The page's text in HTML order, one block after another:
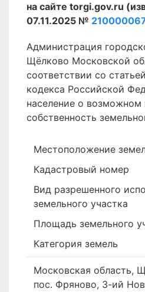
на сайте torgi.gov.ru
07.11.2025 №
Администрация
Щёлково Московской
соответствии со
кодекса Российской
население о возможном
собственность
Местоположение
Кадастровый номер
Вид разрешенного
земельного участка
Площадь земельного
Категория земель
Московская область,
пос. Фряново, 3-ий